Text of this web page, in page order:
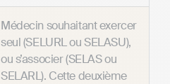
Médecin souhaitant exercer
seul (SELURL ou SELASU),
ou s’associer (SELAS ou
SELARL). Cette deuxième